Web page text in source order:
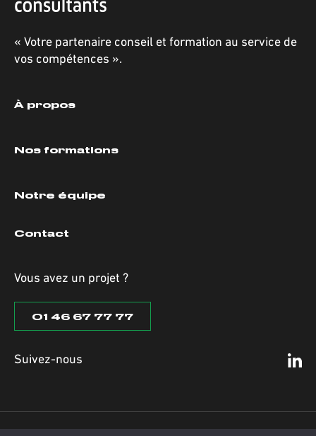
« Votre partenaire conseil et formation au service de
vos compétences ».
À propos
Nos formations
Notre équipe
Contact
Vous avez un projet ?
01 46 67 77 77
Suivez-nous